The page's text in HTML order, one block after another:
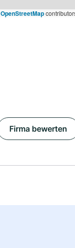
OpenStreetMap
Firma bewerten